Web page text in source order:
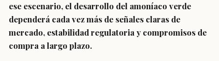
ese escenario, el desarrollo del amoníaco verde
dependerá cada vez más de señales claras de
mercado, estabilidad regulatoria y compromisos de
compra a largo plazo.